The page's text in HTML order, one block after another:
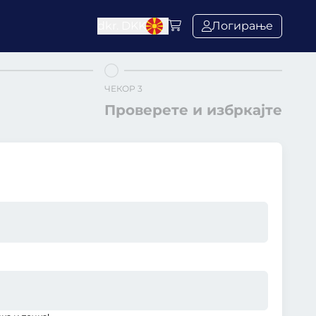
Логирање
ЧЕКОР 3
Проверете и избркајте